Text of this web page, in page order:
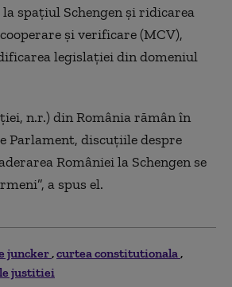
spațiul Schengen și ridicarea
și verificare (MCV),
legislației din domeniul
n.r.) din România rămân în
Parlament, discuțiile despre
României la Schengen se
a spus el.
juncker curtea constitutionala
justitiei